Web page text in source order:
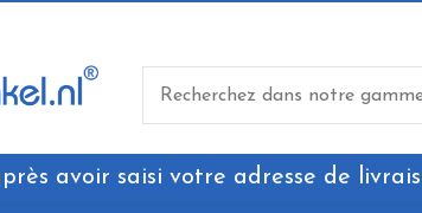
avoir saisi votre adresse de